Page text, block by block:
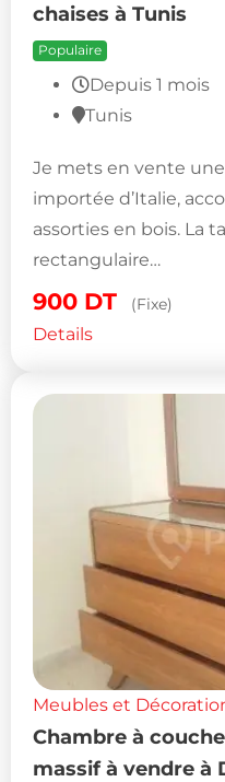
chaises à Tunis
Populaire
Depuis 1 mois
Tunis
Je mets en vente
importée d’Italie,
assorties en bois. La
rectangulaire…
900 DT (Fixe)
Details
Meubles et
Chambre à
massif à vendre à